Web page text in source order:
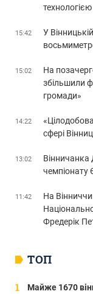
ТОП
Майже 1670
технологією
15:42
У
15:02
На
збільшили
громади»
14:22
сфері
13:02
Вінничанка
чемпіонату
11:42
На
Фредерік